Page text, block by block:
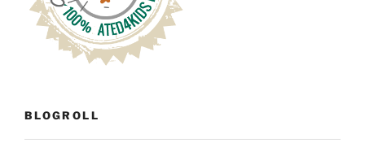
BLOGROLL